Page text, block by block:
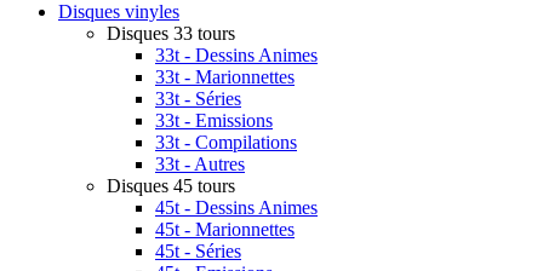
Disques vinyles
Disques 33 tours
33t - Dessins Animes
33t - Marionnettes
33t - Séries
33t - Emissions
33t - Compilations
33t - Autres
Disques 45 tours
45t - Dessins Animes
45t - Marionnettes
45t - Séries